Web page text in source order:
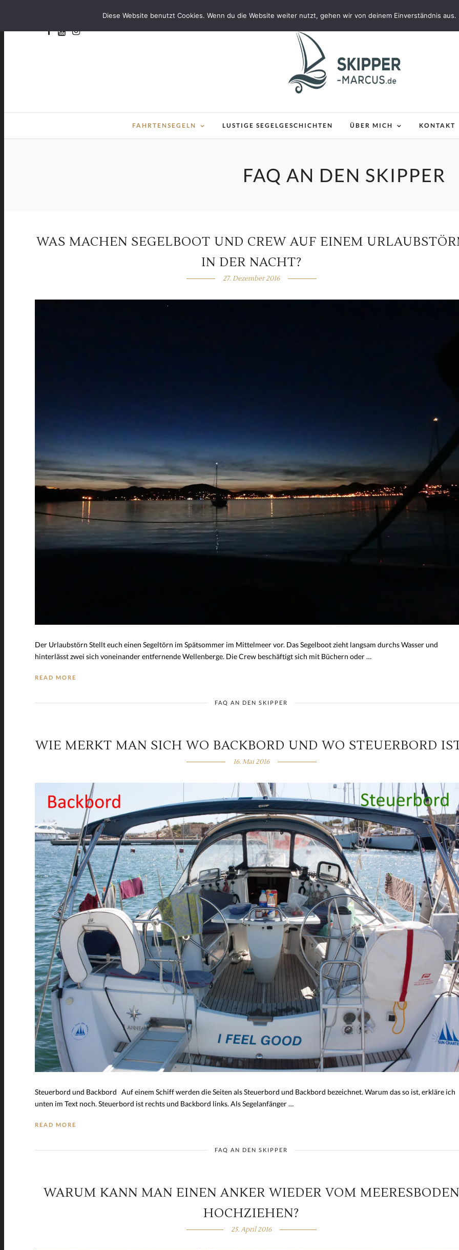
FAHRTENSEGELN LUSTIGE SEGELGESCHICHTEN ÜBER MICH KONTAKT
FAQ AN DEN SKIPPER
WAS MACHEN SEGELBOOT UND CREW AUF EINEM
IN DER NACHT?
27. Dezember 2016
Der Urlaubstörn Stellt euch einen Segeltörn im Spätsommer im Mittelmeer vor. Das Segelboot zieht langsam durchs Wasser und
hinterlässt zwei sich voneinander entfernende Wellenberge. Die Crew beschäftigt sich mit Büchern oder …
READ MORE
FAQ AN DEN SKIPPER
WIE MERKT MAN SICH WO BACKBORD UND WO STEUERBORD
16. Mai 2016
Steuerbord und Backbord Auf einem Schiff werden die Seiten als Steuerbord und Backbord bezeichnet. Warum das so ist, erkläre ich
unten im Text noch. Steuerbord ist rechts und Backbord links. Als Segelanfänger …
READ MORE
FAQ AN DEN SKIPPER
WARUM KANN MAN EINEN ANKER WIEDER VOM MEERESBODEN
HOCHZIEHEN?
25. April 2016
Diese Website benutzt Cookies. Wenn du die Website weiter nutzt, gehen wir von deinem Einverständnis aus.